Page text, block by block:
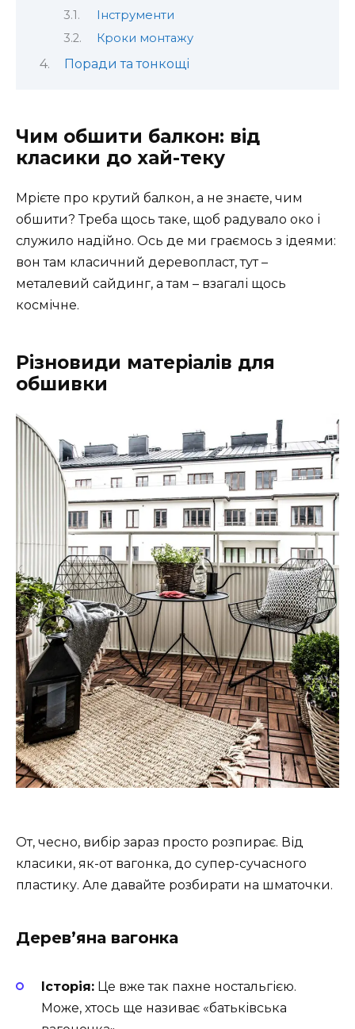
Інструменти
Кроки монтажу
Поради та тонкощі
Чим обшити балкон: від
класики до хай-теку
Мрієте про крутий балкон, а не знаєте, чим
обшити? Треба щось таке, щоб радувало око і
служило надійно. Ось де ми граємось з ідеями:
вон там класичний деревопласт, тут –
металевий сайдинг, а там – взагалі щось
космічне.
Різновиди матеріалів для
обшивки
От, чесно, вибір зараз просто розпирає. Від
класики, як-от вагонка, до супер-сучасного
пластику. Але давайте розбирати на шматочки.
Дерев’яна вагонка
Історія: Це вже так пахне ностальгією.
Може, хтось ще називає «батьківська